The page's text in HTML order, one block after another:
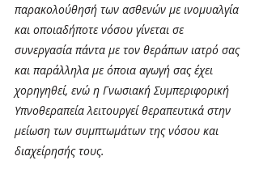
παρακολούθησή των ασθενών με ινομυαλγία
και οποιαδήποτε νόσου γίνεται σε
συνεργασία πάντα με τον θεράπων ιατρό σας
και παράλληλα με όποια αγωγή σας έχει
χορηγηθεί, ενώ η Γνωσιακή Συμπεριφορική
Υπνοθεραπεία λειτουργεί θεραπευτικά στην
μείωση των συμπτωμάτων της νόσου και
διαχείρησής τους.